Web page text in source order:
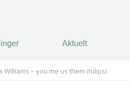
Aktuelt
Williams – you me us them (tulips)